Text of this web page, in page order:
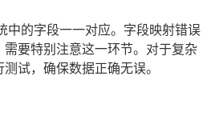
中的字段一一对应。字段映射错误
要特别注意这一环节。对于复杂
试，确保数据正确无误。